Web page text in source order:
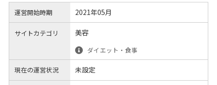
運営開始時期 2021年05月
サイトカテゴリ 美容
ダイエット・食事
現在の運営状況 未設定